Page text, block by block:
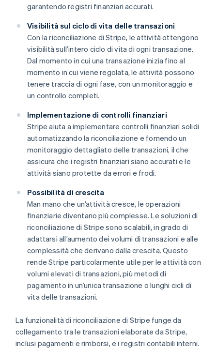
garantendo registri finanziari accurati.
Visibilità sul ciclo di vita delle transazioni
Con la riconciliazione di Stripe, le attività ottengono
visibilità sull’intero ciclo di vita di ogni transazione.
Dal momento in cui una transazione inizia fino al
momento in cui viene regolata, le attività possono
tenere traccia di ogni fase, con un monitoraggio e
un controllo completi.
Implementazione di controlli finanziari
Stripe aiuta a implementare controlli finanziari solidi
automatizzando la riconciliazione e fornendo un
monitoraggio dettagliato delle transazioni, il che
assicura che i registri finanziari siano accurati e le
attività siano protette da errori e frodi.
Possibilità di crescita
Man mano che un’attività cresce, le operazioni
finanziarie diventano più complesse. Le soluzioni di
riconciliazione di Stripe sono scalabili, in grado di
adattarsi all’aumento dei volumi di transazioni e alle
complessità che derivano dalla crescita. Questo
rende Stripe particolarmente utile per le attività con
volumi elevati di transazioni, più metodi di
pagamento in un’unica transazione o lunghi cicli di
vita delle transazioni.
La funzionalità di riconciliazione di Stripe funge da
collegamento tra le transazioni elaborate da Stripe,
inclusi pagamenti e rimborsi, e i registri contabili interni.